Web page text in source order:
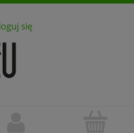
się